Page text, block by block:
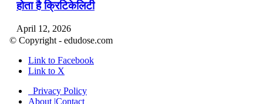
होता है क्रिटिकेलिटी
April 12, 2026
April 9, 2026
नासा का आर्टेमिस-2 मिशन: मनुष्य एक बार फिर से चंद्रमा के
© Copyright - edudose.com
Link to Facebook
Link to X
Privacy Policy
About |Contact